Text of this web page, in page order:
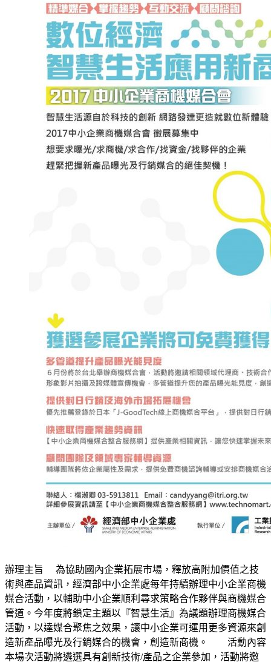
辦理主旨 為協助國內企業拓展市場，釋放高附加價值之技
術與產品資訊，經濟部中小企業處每年持續辦理中小企業商機
媒合活動，以輔助中小企業順利尋求策略合作夥伴與商機媒合
管道。今年度將鎖定主題以『智慧生活』為議題辦理商機媒合
活動，以達媒合聚焦之效果，讓中小企業可運用更多資源來創
造新產品曝光及行銷媒合的機會，創造新商機。 活動內容
本場次活動將遴選具有創新技術/產品之企業參加，活動將邀